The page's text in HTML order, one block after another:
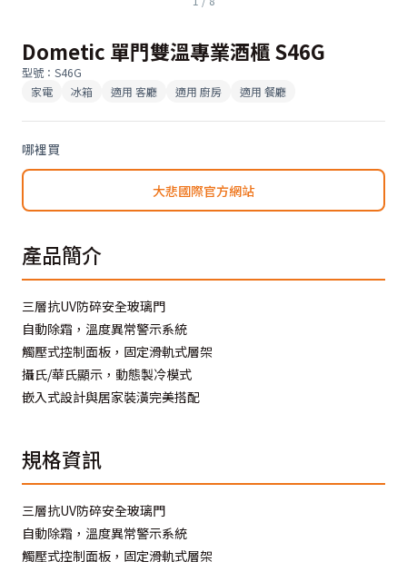
Dometic 單門雙溫專業酒櫃 S46G
型號 ： S46G
家電
冰箱 適用 客廳 適用 廚房 適用 餐廳
哪裡買
大悲國際官方網站
產品簡介
三層抗UV防碎安全玻璃門
自動除霜，溫度異常警示系統
觸壓式控制面板，固定滑軌式層架
攝氏/華氏顯示，動態製冷模式
嵌入式設計與居家裝潢完美搭配
規格資訊
三層抗UV防碎安全玻璃門
自動除霜，溫度異常警示系統
觸壓式控制面板，固定滑軌式層架